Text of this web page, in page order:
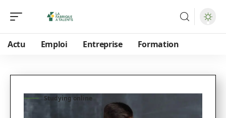
Actu Emploi Entreprise Formation
Studying online